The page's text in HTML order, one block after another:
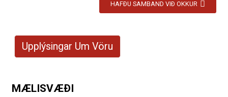
HAFÐU SAMBAND VIÐ OKKUR
Upplýsingar Um Vöru
MÆLISVÆÐI